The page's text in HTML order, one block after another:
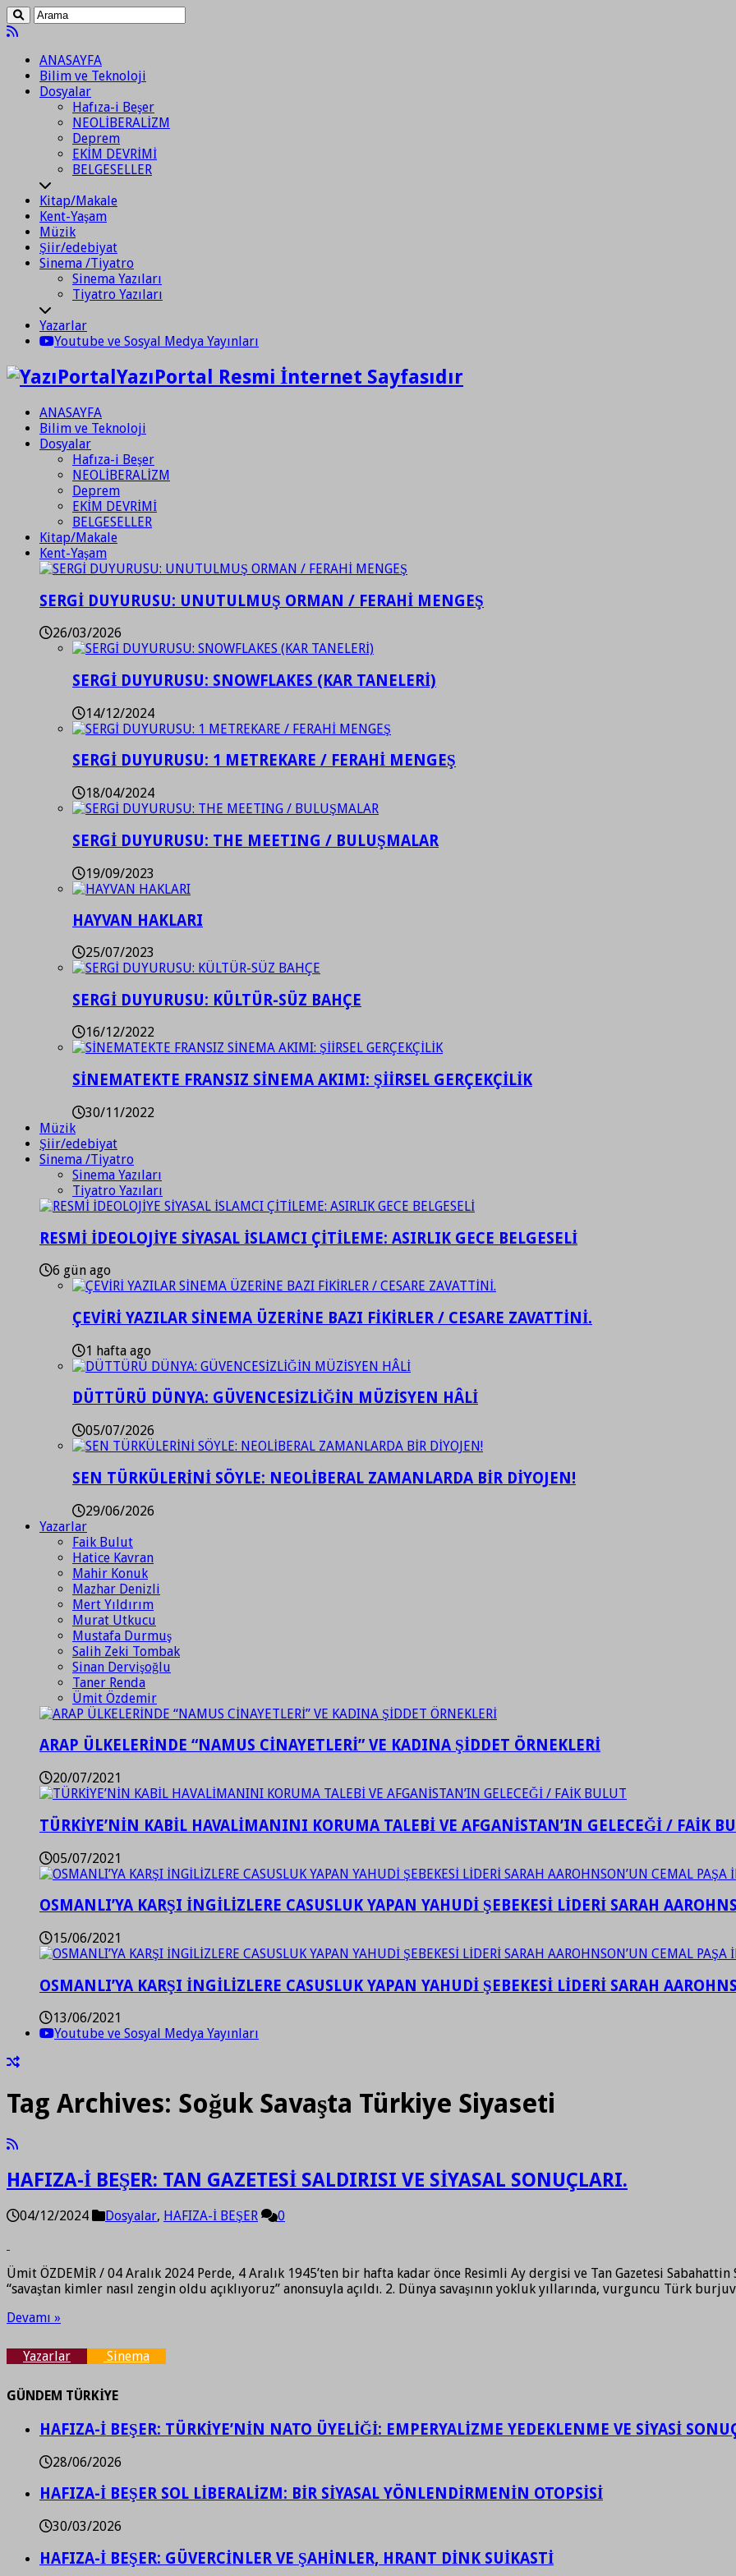
ANASAYFA
Bilim ve Teknoloji
Dosyalar
Hafıza-i Beşer
NEOLİBERALİZM
Deprem
EKİM DEVRİMİ
BELGESELLER
Kitap/Makale
Kent-Yaşam
Müzik
Şiir/edebiyat
Sinema /Tiyatro
Sinema Yazıları
Tiyatro Yazıları
Yazarlar
Youtube ve Sosyal Medya Yayınları
YazıPortal Resmi İnternet Sayfasıdır
ANASAYFA
Bilim ve Teknoloji
Dosyalar
Hafıza-i Beşer
NEOLİBERALİZM
Deprem
EKİM DEVRİMİ
BELGESELLER
Kitap/Makale
Kent-Yaşam
SERGİ DUYURUSU: UNUTULMUŞ ORMAN / FERAHİ MENGEŞ
26/03/2026
SERGİ DUYURUSU: SNOWFLAKES (KAR TANELERİ)
14/12/2024
SERGİ DUYURUSU: 1 METREKARE / FERAHİ MENGEŞ
18/04/2024
SERGİ DUYURUSU: THE MEETING / BULUŞMALAR
19/09/2023
HAYVAN HAKLARI
25/07/2023
SERGİ DUYURUSU: KÜLTÜR-SÜZ BAHÇE
16/12/2022
SİNEMATEKTE FRANSIZ SİNEMA AKIMI: ŞİİRSEL GERÇEKÇİLİK
30/11/2022
Müzik
Şiir/edebiyat
Sinema /Tiyatro
Sinema Yazıları
Tiyatro Yazıları
RESMİ İDEOLOJİYE SİYASAL İSLAMCI ÇİTİLEME: ASIRLIK GECE BELGESELİ
6 gün ago
ÇEVİRİ YAZILAR SİNEMA ÜZERİNE BAZI FİKİRLER / CESARE ZAVATTİNİ.
1 hafta ago
DÜTTÜRÜ DÜNYA: GÜVENCESİZLİĞİN MÜZİSYEN HÂLİ
05/07/2026
SEN TÜRKÜLERİNİ SÖYLE: NEOLİBERAL ZAMANLARDA BİR DİYOJEN!
29/06/2026
Yazarlar
Faik Bulut
Hatice Kavran
Mahir Konuk
Mazhar Denizli
Mert Yıldırım
Murat Utkucu
Mustafa Durmuş
Salih Zeki Tombak
Sinan Dervişoğlu
Taner Renda
Ümit Özdemir
ARAP ÜLKELERİNDE “NAMUS CİNAYETLERİ” VE KADINA ŞİDDET ÖRNEKLERİ
20/07/2021
TÜRKİYE’NİN KABİL HAVALİMANINI KORUMA TALEBİ VE AFGANİSTAN’IN GELECEĞİ / FAİK
05/07/2021
OSMANLI’YA KARŞI İNGİLİZLERE CASUSLUK YAPAN YAHUDİ ŞEBEKESİ LİDERİ SARAH
15/06/2021
OSMANLI’YA KARŞI İNGİLİZLERE CASUSLUK YAPAN YAHUDİ ŞEBEKESİ LİDERİ SARAH
13/06/2021
Youtube ve Sosyal Medya Yayınları
Tag Archives: Soğuk Savaşta Türkiye Siyaseti
HAFIZA-İ BEŞER: TAN GAZETESİ SALDIRISI VE SİYASAL SONUÇLARI.
04/12/2024 Dosyalar, HAFIZA-İ BEŞER 0
Ümit ÖZDEMİR / 04 Aralık 2024 Perde, 4 Aralık 1945’ten bir hafta kadar önce Resimli Ay dergisi ve Tan Gazetesi
“savaştan kimler nasıl zengin oldu açıklıyoruz” anonsuyla açıldı. 2. Dünya savaşının yokluk yıllarında, vurguncu Türk
Devamı »
Yazarlar Sinema
GÜNDEM TÜRKİYE
HAFIZA-İ BEŞER: TÜRKİYE’NİN NATO ÜYELİĞİ: EMPERYALİZME YEDEKLENME VE SİYASİ
28/06/2026
HAFIZA-İ BEŞER SOL LİBERALİZM: BİR SİYASAL YÖNLENDİRMENİN OTOPSİSİ
30/03/2026
HAFIZA-İ BEŞER: GÜVERCİNLER VE ŞAHİNLER, HRANT DİNK SUİKASTİ